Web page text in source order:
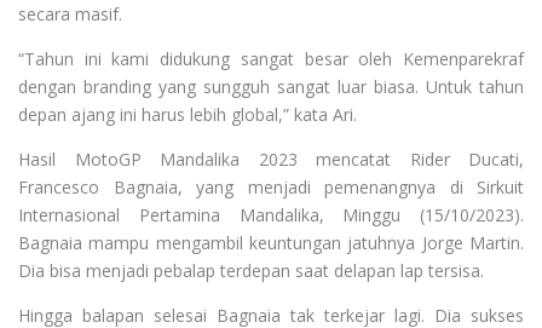
secara masif.
“Tahun ini kami didukung sangat besar oleh Kemenparekraf
dengan branding yang sungguh sangat luar biasa. Untuk tahun
depan ajang ini harus lebih global,” kata Ari.
Hasil MotoGP Mandalika 2023 mencatat Rider Ducati,
Francesco Bagnaia, yang menjadi pemenangnya di Sirkuit
Internasional Pertamina Mandalika, Minggu (15/10/2023).
Bagnaia mampu mengambil keuntungan jatuhnya Jorge Martin.
Dia bisa menjadi pebalap terdepan saat delapan lap tersisa.
Hingga balapan selesai Bagnaia tak terkejar lagi. Dia sukses